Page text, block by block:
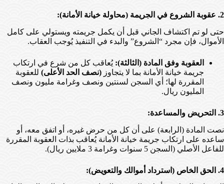
2. عقوبة الشروع في الجريمة (محاولة خيانة الأمانة):
حتى لو تم اكتشاف الجاني قبل أن يكمل جريمته ويستولي على كامل
الأموال، فإن مجرد “الشروع” والبدء في التنفيذ يُوجب العقاب.
العقوبة وفق المادة (الثالثة): يُعاقب كل من شرع في ارتكاب
جريمة خيانة الأمانة بما لا يتجاوز (نصف الحد الأعلى) للعقوبة
المقررة لها؛ أي السجن لسنتين ونصف وغرامة مليون ونصف
المليون ريال.
3. التحريض والمساعدة:
نصت المادة (الرابعة) على أن كل من حرض غيره، أو اتفق معه، أو
ساعده على ارتكاب جريمة خيانة الأمانة يُعاقب بذات العقوبة المقررة
للفاعل الأصلي (السجن 5 سنوات وغرامة 3 ملايين ريال).
4. الحق الخاص (استرداد أموالك والتعويض):